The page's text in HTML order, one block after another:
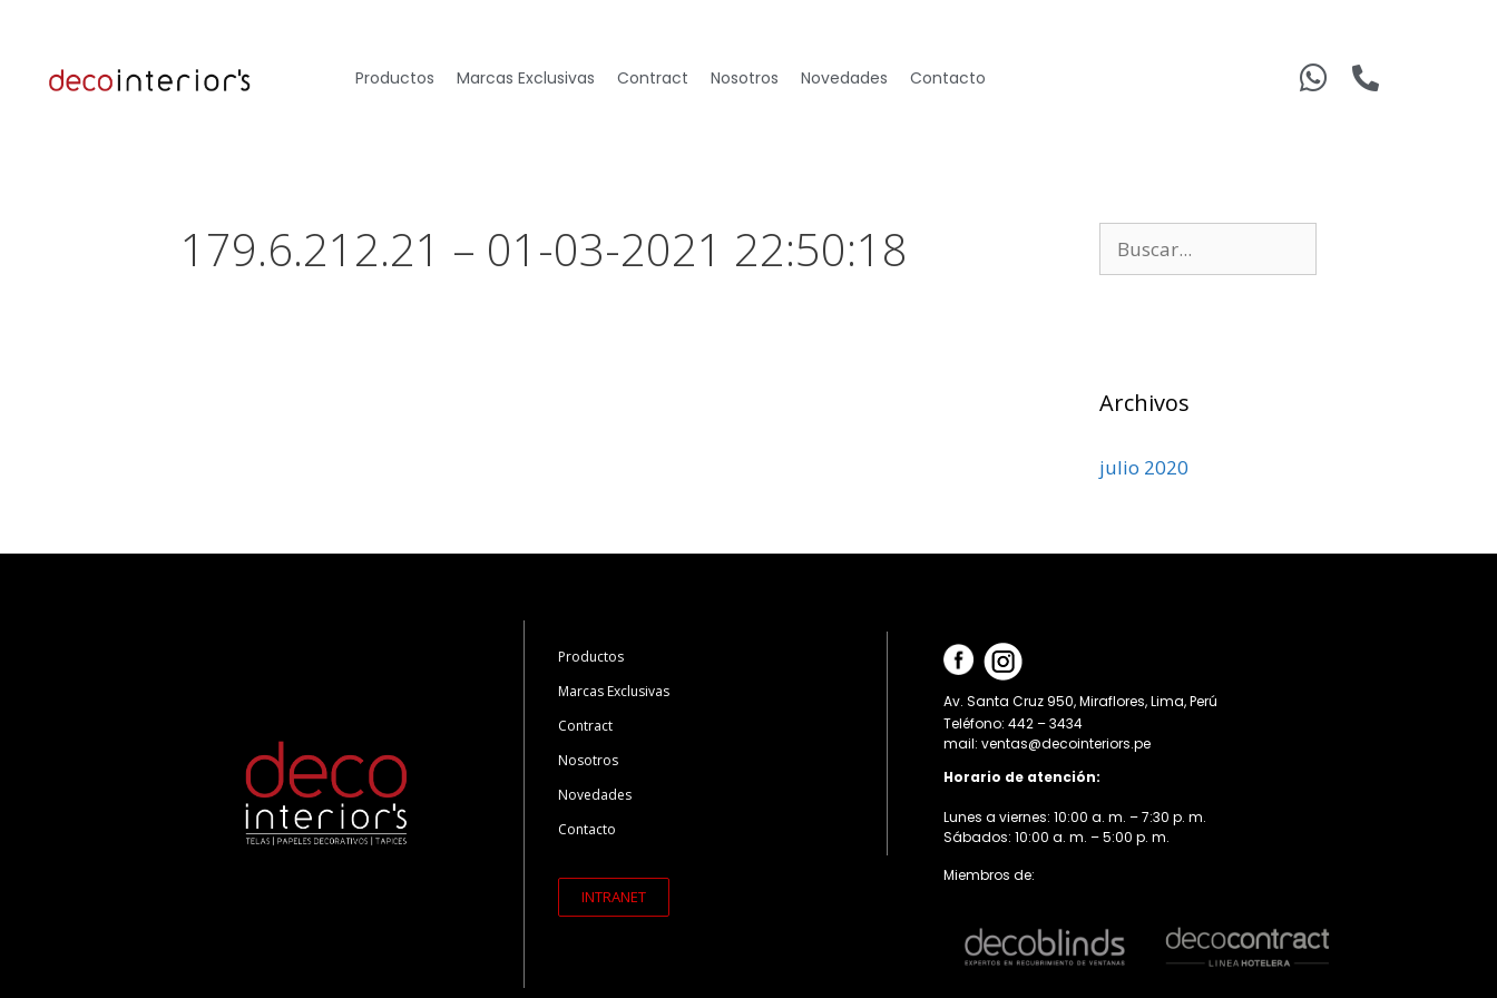
Productos Marcas Exclusivas Contract Nosotros Novedades Contacto
179.6.212.21 – 01-03-2021 22:50:18
Archivos
julio 2020
Productos
Marcas Exclusivas
Contract
Nosotros
Novedades
Contacto
INTRANET
Av. Santa Cruz 950, Miraflores, Lima, Perú
Teléfono: 442 – 3434
mail: ventas@decointeriors.pe
Horario de atención:
Lunes a viernes: 10:00 a. m. – 7:30 p. m.
Sábados: 10:00 a. m. – 5:00 p. m.
Miembros de: